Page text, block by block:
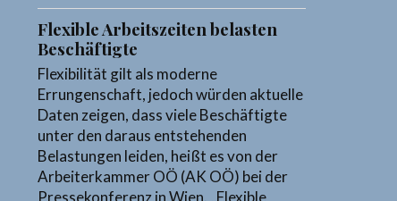
Flexible Arbeitszeiten belasten
Beschäftigte
Flexibilität gilt als moderne
Errungenschaft, jedoch würden aktuelle
Daten zeigen, dass viele Beschäftigte
unter den daraus entstehenden
Belastungen leiden, heißt es von der
Arbeiterkammer OÖ (AK OÖ) bei der